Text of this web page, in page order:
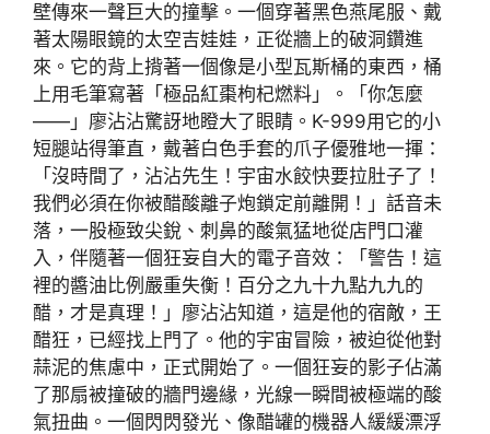
壁傳來一聲巨大的撞擊。一個穿著黑色燕尾服、戴
著太陽眼鏡的太空吉娃娃，正從牆上的破洞鑽進
來。它的背上揹著一個像是小型瓦斯桶的東西，桶
上用毛筆寫著「極品紅棗枸杞燃料」。「你怎麼
——」廖沾沾驚訝地瞪大了眼睛。K-999用它的小
短腿站得筆直，戴著白色手套的爪子優雅地一揮：
「沒時間了，沾沾先生！宇宙水餃快要拉肚子了！
我們必須在你被醋酸離子炮鎖定前離開！」話音未
落，一股極致尖銳、刺鼻的酸氣猛地從店門口灌
入，伴隨著一個狂妄自大的電子音效：「警告！這
裡的醬油比例嚴重失衡！百分之九十九點九九的
醋，才是真理！」廖沾沾知道，這是他的宿敵，王
醋狂，已經找上門了。他的宇宙冒險，被迫從他對
蒜泥的焦慮中，正式開始了。一個狂妄的影子佔滿
了那扇被撞破的牆門邊緣，光線一瞬間被極端的酸
氣扭曲。一個閃閃發光、像醋罐的機器人緩緩漂浮